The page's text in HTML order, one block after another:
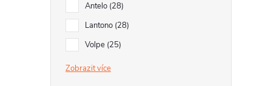
Antelo 28
Lantono 28
Volpe 25
Zobrazit